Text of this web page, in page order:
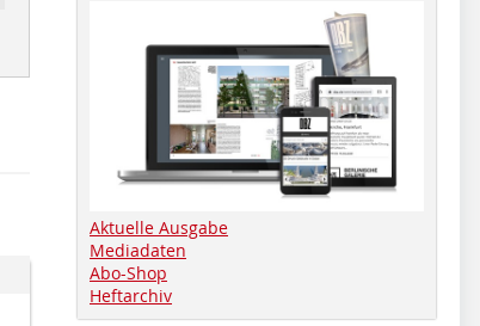
Aktuelle Ausgabe
Mediadaten
Abo-Shop
Heftarchiv